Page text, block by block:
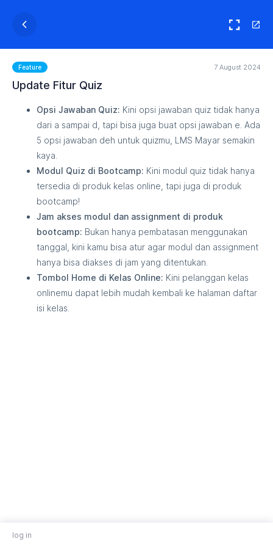
Feature 7 August 2024
Update Fitur Quiz
Opsi Jawaban Quiz: Kini opsi jawaban quiz tidak hanya
dari a sampai d, tapi bisa juga buat opsi jawaban e. Ada
5 opsi jawaban deh untuk quizmu, LMS Mayar semakin
kaya.
Modul Quiz di Bootcamp: Kini modul quiz tidak hanya
tersedia di produk kelas online, tapi juga di produk
bootcamp!
Jam akses modul dan assignment di produk
bootcamp: Bukan hanya pembatasan menggunakan
tanggal, kini kamu bisa atur agar modul dan assignment
hanya bisa diakses di jam yang ditentukan.
Tombol Home di Kelas Online: Kini pelanggan kelas
onlinemu dapat lebih mudah kembali ke halaman daftar
isi kelas.
log in